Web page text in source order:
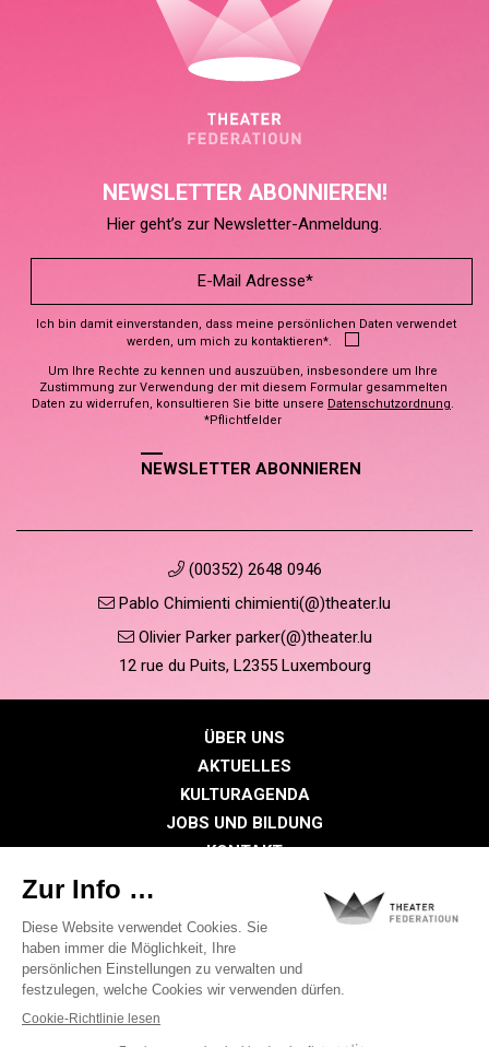
NEWSLETTER ABONNIEREN!
Hier geht’s zur Newsletter-Anmeldung.
Ich bin damit einverstanden, dass meine persönlichen Daten verwendet
werden, um mich zu kontaktieren*.
Um Ihre Rechte zu kennen und auszuüben, insbesondere um Ihre
Zustimmung zur Verwendung der mit diesem Formular gesammelten
Daten zu widerrufen, konsultieren Sie bitte unsere Datenschutzordnung.
*Pflichtfelder
NEWSLETTER ABONNIEREN
(00352) 2648 0946
Pablo Chimienti chimienti(@)theater.lu
Olivier Parker parker(@)theater.lu
12 rue du Puits, L2355 Luxembourg
ÜBER UNS
AKTUELLES
KULTURAGENDA
JOBS UND BILDUNG
KONTAKT
MITGLIEDERBEREICH
Datenschutzrichtlinie
Cookie-Richtlinien